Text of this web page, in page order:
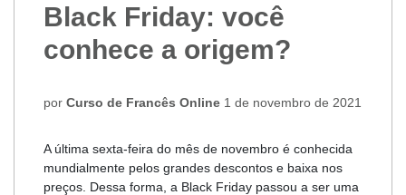
Black Friday: você
conhece a origem?
por Curso de Francês Online 1 de novembro de 2021
A última sexta-feira do mês de novembro é conhecida
mundialmente pelos grandes descontos e baixa nos
preços. Dessa forma, a Black Friday passou a ser uma